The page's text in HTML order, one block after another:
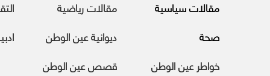
مقالات سياسية
مقالات رياضية
صحة
ديوانية عين الوطن
خواطر عين الوطن
قصص عين الوطن